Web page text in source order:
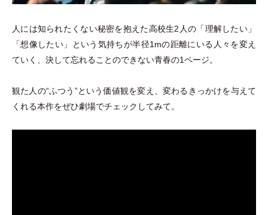
人には知られたくない秘密を抱えた高校生2人の 「理解したい 」
「想像したい 」
という気持ちが半径1mの距離にいる人々を変え
ていく、決して忘れることのできない青春の1ページ。
観た人の“ふつう”という価値観を変え、変わるきっかけを与えて
くれる本作をぜひ劇場でチェックしてみて。